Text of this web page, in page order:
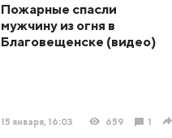
Пожарные спасли
мужчину из огня в
Благовещенске (видео)
15 января, 16:03 659 1